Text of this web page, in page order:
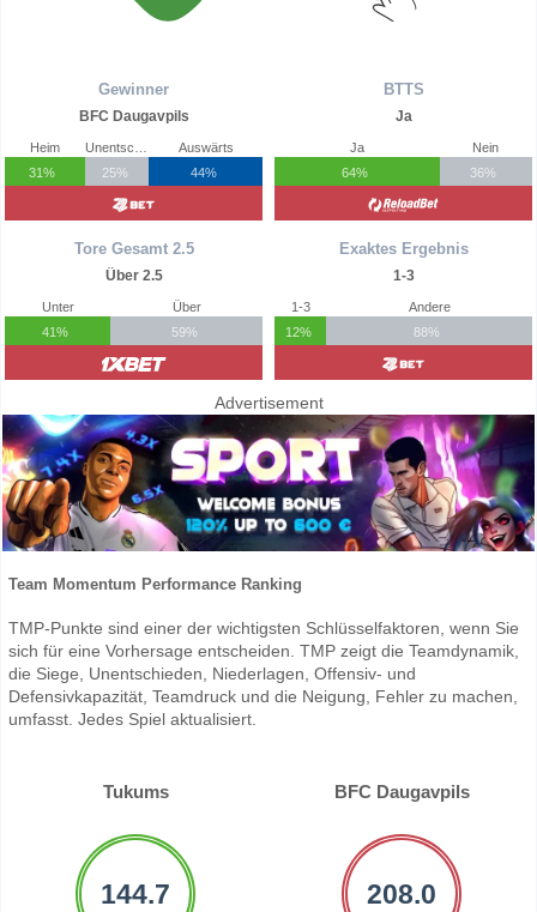
Gewinner
BFC Daugavpils
Heim
31%
25%
Auswärts
44%
Tore Gesamt 2.5
Über 2.5
Unter
41%
Über
59%
BTTS
Ja
Ja
64%
Nein
36%
Exaktes Ergebnis
1-3
1-3
12%
Andere
88%
Advertisement
Team Momentum Performance Ranking
TMP-Punkte sind einer der wichtigsten Schlüsselfaktoren, wenn Sie
sich für eine Vorhersage entscheiden. TMP zeigt die Teamdynamik,
die Siege, Unentschieden, Niederlagen, Offensiv- und
Defensivkapazität, Teamdruck und die Neigung, Fehler zu machen,
umfasst. Jedes Spiel aktualisiert.
Tukums BFC Daugavpils
144.7 208.0